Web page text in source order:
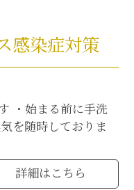
感染症対策
・始まる前に手洗
を随時しておりま
詳細はこちら